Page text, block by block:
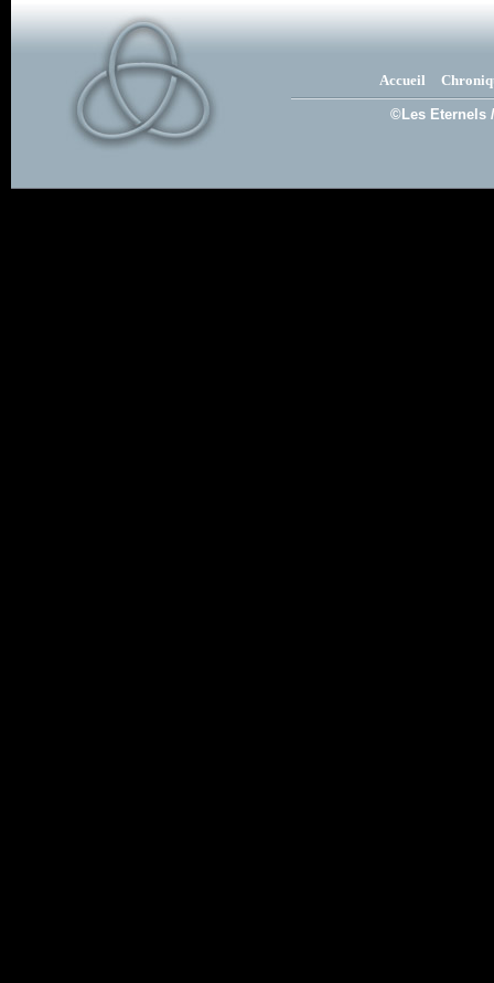
Accueil
©Les Eternels